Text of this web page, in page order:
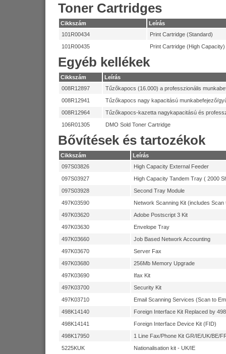
Színes másolók
WorkCentre 7132
WorkCentre 7228
WorkCentre 7235
WorkCentre 7245
WorkCentre 7655
WorkCentre 7665
WorkCentre 7675
Fekete-fehér másolók
CopyCentre C118
Fekete-fehér másolók
WorkCentre 5225
WorkCentre 5230
WorkCentre 5632
WorkCentre 5638
WorkCentre 4150
WorkCentre 5645
WorkCentre 5655
WorkCentre 5665
WorkCentre 5675
WorkCentre 5687
Xerox 4112
WorkCentre 5222
WorkCentre 4260
Többfunkciós
Színes többfunkciós
Phaser 6110 MFP
Phaser 6115 MFP
Phaser 6180 MFP
Toner Cartridges
Cikkszám
Leírás
101R00434
Print Cartridge (Standard)
101R00435
Print Cartridge (High Capacity)
Egyéb kellékek
Cikkszám
Leírás
008R12897
Tűzőkapocs (16.000) a professzionális
008R12941
Tűzőkapocs nagy kapacitású munkabefejező/
008R12964
Tűzőkapocs-kazetta nagykapacitású és
106R01305
DMO Sold Toner Cartridge
Bővítések és tartozékok
Cikkszám
Leírás
097S03826
High Capacity External Feeder
097S03927
High Capacity Tandem Tray ( 2000
097S03928
Second Tray Module
497K03590
Network Scanning Kit (includes Scan
497K03620
Adobe Postscript 3 Kit
497K03630
Envelope Tray
497K03660
Job Based Network Accounting
497K03670
Server Fax
497K03680
256Mb Memory Upgrade
497K03690
Ifax Kit
497K03700
Security Kit
497K03710
Email Scanning Services (Scan to
498K14140
Foreign Interface Kit Replaced by
498K14141
Foreign Interface Device Kit (FID)
498K17950
1 Line Fax/Phone Kit GR/IE/UK/BE/
5225KUK
Nationalisation kit - UK/IE